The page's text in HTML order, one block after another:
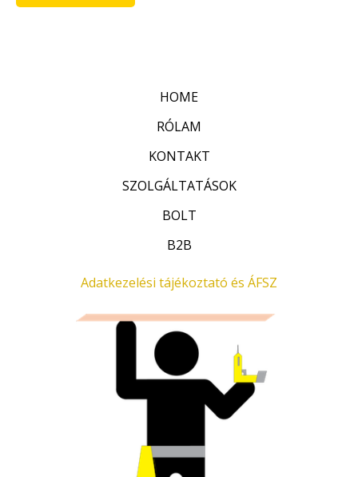
HOME
RÓLAM
KONTAKT
SZOLGÁLTATÁSOK
BOLT
B2B
Adatkezelési tájékoztató és ÁFSZ